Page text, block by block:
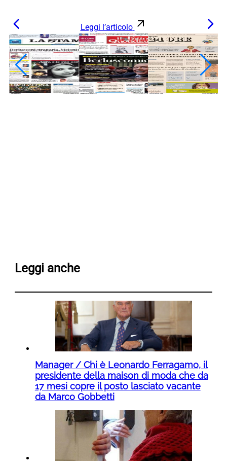
Leggi l’articolo
Leggi anche
Manager / Chi è Leonardo Ferragamo, il
presidente della maison di moda che da
17 mesi copre il posto lasciato vacante
da Marco Gobbetti